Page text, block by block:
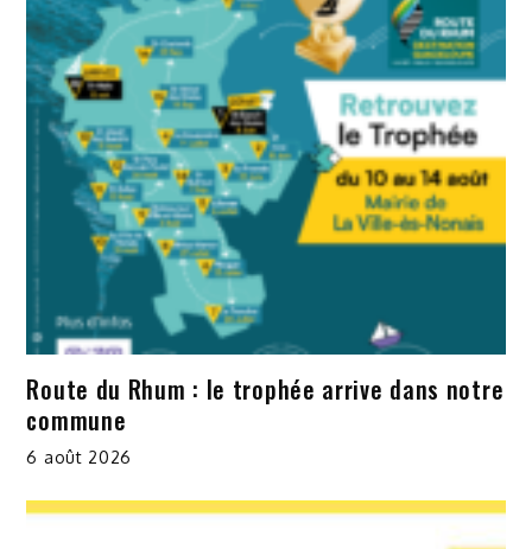
Route du Rhum : le trophée arrive dans notre
commune
6 août 2026